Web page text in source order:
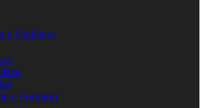
e Vigilanza
e Fornitori